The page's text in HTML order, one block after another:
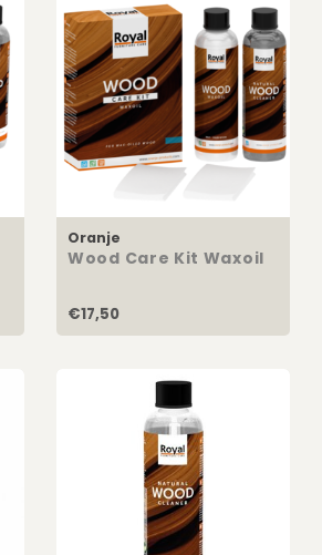
Oranje
Wood Care Kit Waxoil
€17,50